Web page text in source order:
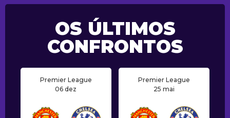
OS ÚLTIMOS
CONFRONTOS
Premier League
06 dez
Premier League
25 mai